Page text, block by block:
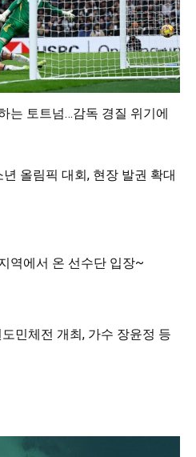
는 토트넘…감독 경질 위기에
올림픽 대회, 현장 발권 확대
역에서 온 선수단 입장~
민체전 개최, 가수 장윤정 등